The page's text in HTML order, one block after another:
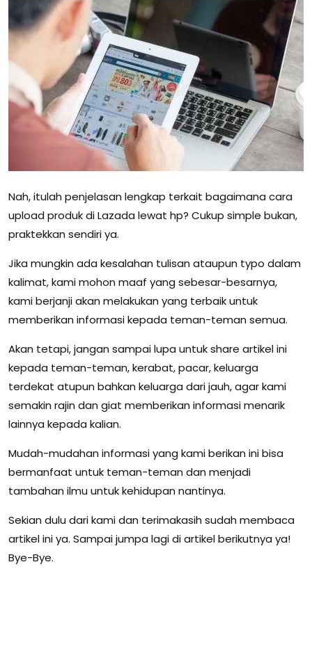
Nah, itulah penjelasan lengkap terkait bagaimana cara
upload produk di Lazada lewat hp? Cukup simple bukan,
praktekkan sendiri ya.
Jika mungkin ada kesalahan tulisan ataupun typo dalam
kalimat, kami mohon maaf yang sebesar-besarnya,
kami berjanji akan melakukan yang terbaik untuk
memberikan informasi kepada teman-teman semua.
Akan tetapi, jangan sampai lupa untuk share artikel ini
kepada teman-teman, kerabat, pacar, keluarga
terdekat atupun bahkan keluarga dari jauh, agar kami
semakin rajin dan giat memberikan informasi menarik
lainnya kepada kalian.
Mudah-mudahan informasi yang kami berikan ini bisa
bermanfaat untuk teman-teman dan menjadi
tambahan ilmu untuk kehidupan nantinya.
Sekian dulu dari kami dan terimakasih sudah membaca
artikel ini ya. Sampai jumpa lagi di artikel berikutnya ya!
Bye-Bye.